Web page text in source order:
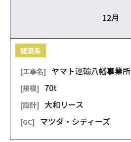
12月
建築系
ヤマト運輸八幡事業所
70t
大和リース
マツダ・シティーズ